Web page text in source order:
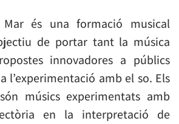
és una formació musical
de portar tant la música
innovadores a públics
l’experimentació amb el so. Els
músics experimentats amb
en la interpretació de